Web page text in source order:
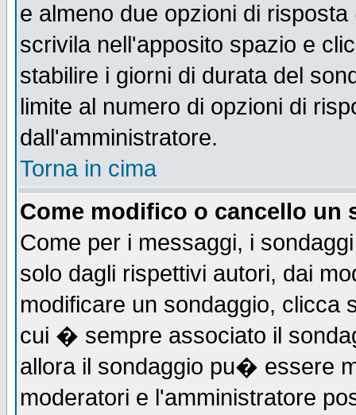
e almeno due opzioni di
scrivila nell'apposito spazio e
stabilire i giorni di durata del
limite al numero di opzioni di
dall'amministratore.
Torna in cima
Come modifico o cancello un
Come per i messaggi, i
solo dagli rispettivi autori, dai
modificare un sondaggio, clicca
cui � sempre associato il
allora il sondaggio pu� essere
moderatori e l'amministratore